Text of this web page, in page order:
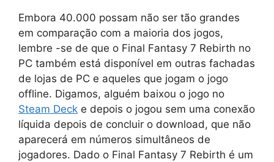
Embora 40.000 possam não ser tão grandes
em comparação com a maioria dos jogos,
lembre -se de que o Final Fantasy 7 Rebirth no
PC também está disponível em outras fachadas
de lojas de PC e aqueles que jogam o jogo
offline. Digamos, alguém baixou o jogo no
Steam Deck e depois o jogou sem uma conexão
líquida depois de concluir o download, que não
aparecerá em números simultâneos de
jogadores. Dado o Final Fantasy 7 Rebirth é um